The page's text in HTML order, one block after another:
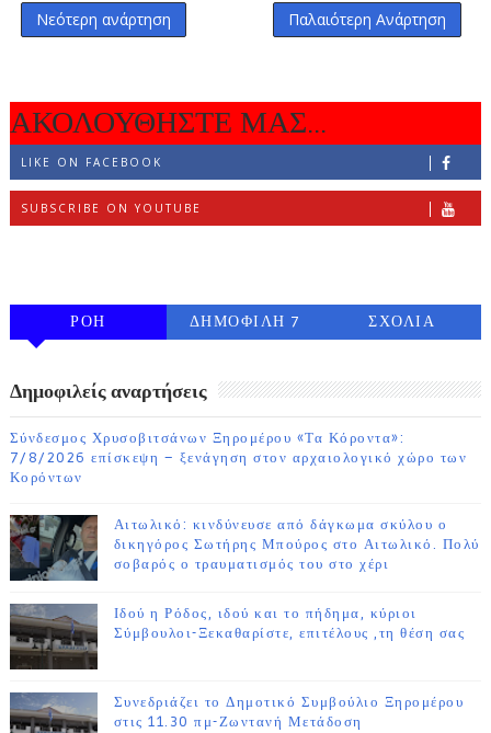
Νεότερη ανάρτηση Παλαιότερη Ανάρτηση
ΑΚΟΛΟΥΘΗΣΤΕ ΜΑΣ...
LIKE ON FACEBOOK
SUBSCRIBE ON YOUTUBE
ΡΟΗ
ΔΗΜΟΦΙΛΗ 7
ΣΧΟΛΙΑ
Δημοφιλείς αναρτήσεις
Σύνδεσμος Χρυσοβιτσάνων Ξηρομέρου «Τα Κόροντα»:
7/8/2026 επίσκεψη – ξενάγηση στον αρχαιολογικό χώρο των
Κορόντων
Αιτωλικό: κινδύνευσε από δάγκωμα σκύλου ο
δικηγόρος Σωτήρης Μπούρος στο Αιτωλικό. Πολύ
σοβαρός ο τραυματισμός του στο χέρι
Ιδού η Ρόδος, ιδού και το πήδημα, κύριοι
Σύμβουλοι-Ξεκαθαρίστε, επιτέλους ,τη θέση σας
Συνεδριάζει το Δημοτικό Συμβούλιο Ξηρομέρου
στις 11.30 πμ-Ζωντανή Μετάδοση